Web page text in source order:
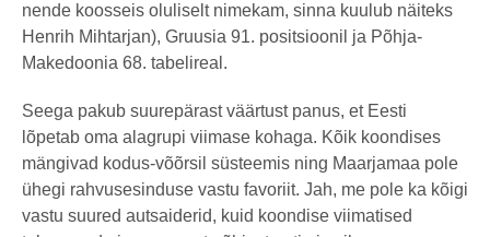
nende koosseis oluliselt nimekam, sinna kuulub näiteks
Henrih Mihtarjan), Gruusia 91. positsioonil ja Põhja-
Makedoonia 68. tabelireal.
Seega pakub suurepärast väärtust panus, et Eesti
lõpetab oma alagrupi viimase kohaga. Kõik koondises
mängivad kodus-võõrsil süsteemis ning Maarjamaa pole
ühegi rahvusesinduse vastu favoriit. Jah, me pole ka kõigi
vastu suured autsaiderid, kuid koondise viimatised